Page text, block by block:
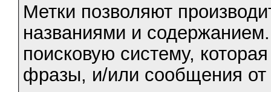
Метки позволяют
названиями и
поисковую систему,
фразы, и/или сообщения от